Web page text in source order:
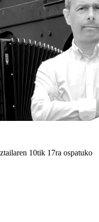
10tik 17ra ospatuko